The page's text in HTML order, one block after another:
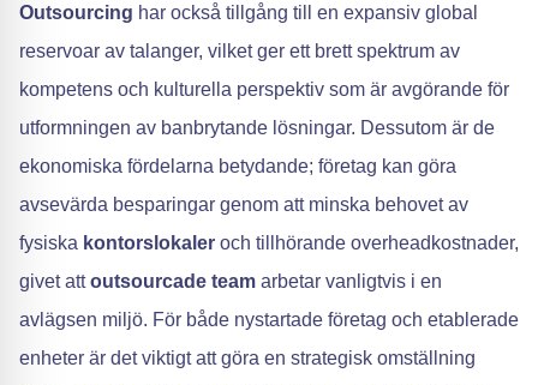
Outsourcing har också tillgång till en expansiv global
reservoar av talanger, vilket ger ett brett spektrum av
kompetens och kulturella perspektiv som är avgörande för
utformningen av banbrytande lösningar. Dessutom är de
ekonomiska fördelarna betydande; företag kan göra
avsevärda besparingar genom att minska behovet av
fysiska kontorslokaler och tillhörande overheadkostnader,
givet attoutsourcade team arbetar vanligtvis i en
avlägsen miljö. För både nystartade företag och etablerade
enheter är det viktigt att göra en strategisk omställning